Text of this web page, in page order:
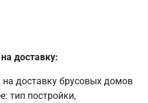
доставку:
доставку брусовых домов
тип постройки,